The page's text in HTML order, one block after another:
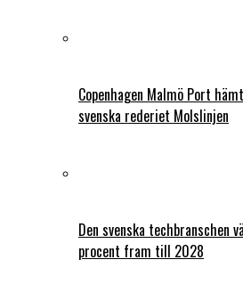
Copenhagen Malmö Port
svenska rederiet Molslinjen
Den svenska techbranschen
procent fram till 2028